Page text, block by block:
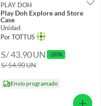
PLAY DOH
Play Doh Explore and Store
Case
Unidad
Por TOTTUS
S/ 43.90UN -20%
S/ 54.90UN
Envío programado